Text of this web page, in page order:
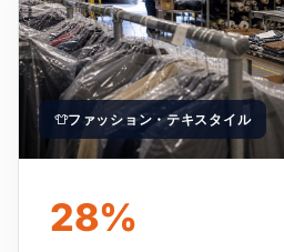
ファッション・テキスタイル
28%